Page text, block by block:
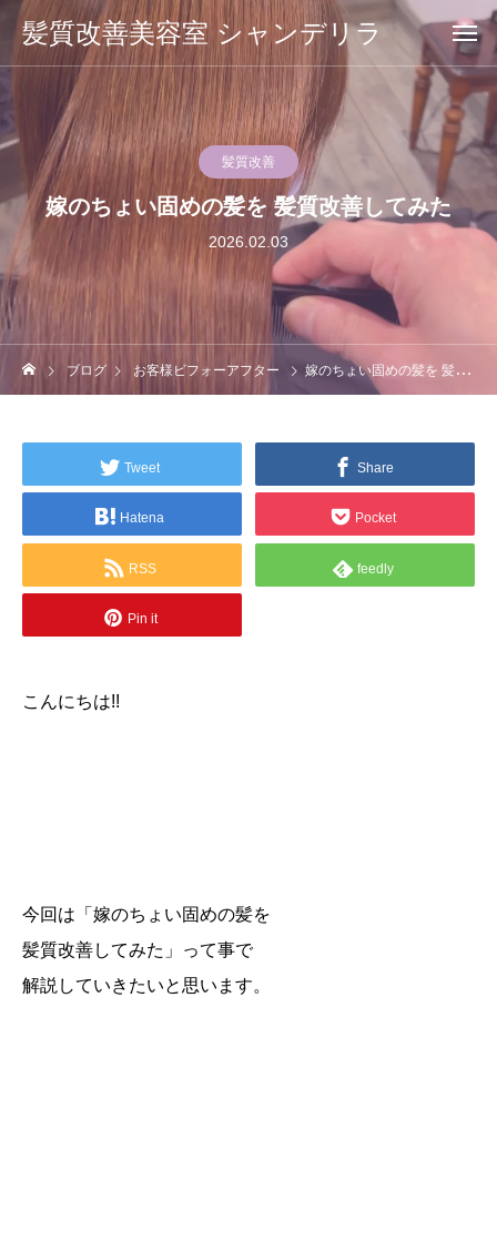
髪質改善美容室 シャンデリラ
髪質改善
嫁のちょい固めの髪を 髪質改善してみた
2026.02.03
ブログ お客様ビフォーアフター 嫁のちょい固めの髪を 髪質改善してみた
Tweet Share
Hatena Pocket
RSS feedly
Pin it
こんにちは!!
今回は「嫁のちょい固めの髪を
髪質改善してみた」って事で
解説していきたいと思います。